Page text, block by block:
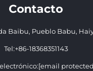
Contacto
Baibu, Pueblo Babu,
Tel:+86-18368351143
[email